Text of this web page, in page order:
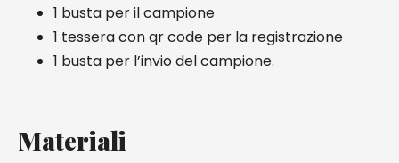
1 busta per il campione
1 tessera con qr code per la registrazione
1 busta per l’invio del campione.
Materiali